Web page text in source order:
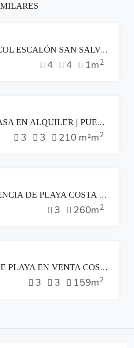
VENTA CASA COL ESCALÓN SAN SALVADOR ZONA PLAZA BEETHOVEN
4 4 1m2
EXCLUSIVA CASA EN ALQUILER | PUERTA DEL BÁLSAMO II, NUEVO CUSCATLÁN
3 3 210 m²m2
VENTA RESIDENCIA DE PLAYA COSTA DEL SOL
3 260m2
RESIDENCIA DE PLAYA EN VENTA COSTA DEL SOL
3 3 159m2